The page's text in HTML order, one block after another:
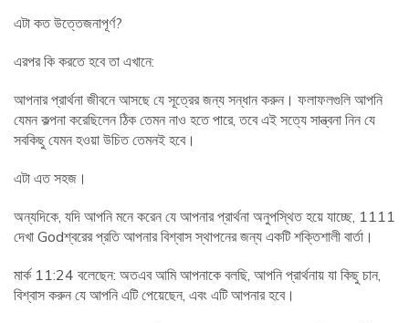
এটা কত উত্তেজনাপূর্ণ?
এরপর কি করতে হবে তা এখানে:
আপনার প্রার্থনা জীবনে আসছে যে সূত্রের জন্য সন্ধান করুন। ফলাফলগুলি আপনি
যেমন কল্পনা করেছিলেন ঠিক তেমন নাও হতে পারে, তবে এই সত্যে সান্ত্বনা নিন যে
সবকিছু যেমন হওয়া উচিত তেমনই হবে।
এটা এত সহজ।
অন্যদিকে, যদি আপনি মনে করেন যে আপনার প্রার্থনা অনুপস্থিত হয়ে যাচ্ছে, 1111
দেখা Godশ্বরের প্রতি আপনার বিশ্বাস স্থাপনের জন্য একটি শক্তিশালী বার্তা।
মার্ক 11:24 বলেছেন: অতএব আমি আপনাকে বলছি, আপনি প্রার্থনায় যা কিছু চান,
বিশ্বাস করুন যে আপনি এটি পেয়েছেন, এবং এটি আপনার হবে।